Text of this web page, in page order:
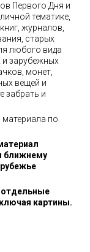
Первого Дня и
тематике,
журналов,
старых
любого вида
и зарубежных
монет,
вещей и
забрать и
по
ближнему
картины.